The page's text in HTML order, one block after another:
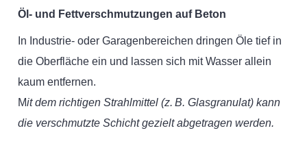
Öl- und Fettverschmutzungen auf Beton
In Industrie- oder Garagenbereichen dringen Öle tief in
die Oberfläche ein und lassen sich mit Wasser allein
kaum entfernen.
Mit dem richtigen Strahlmittel (z. B. Glasgranulat) kann
die verschmutzte Schicht gezielt abgetragen werden.